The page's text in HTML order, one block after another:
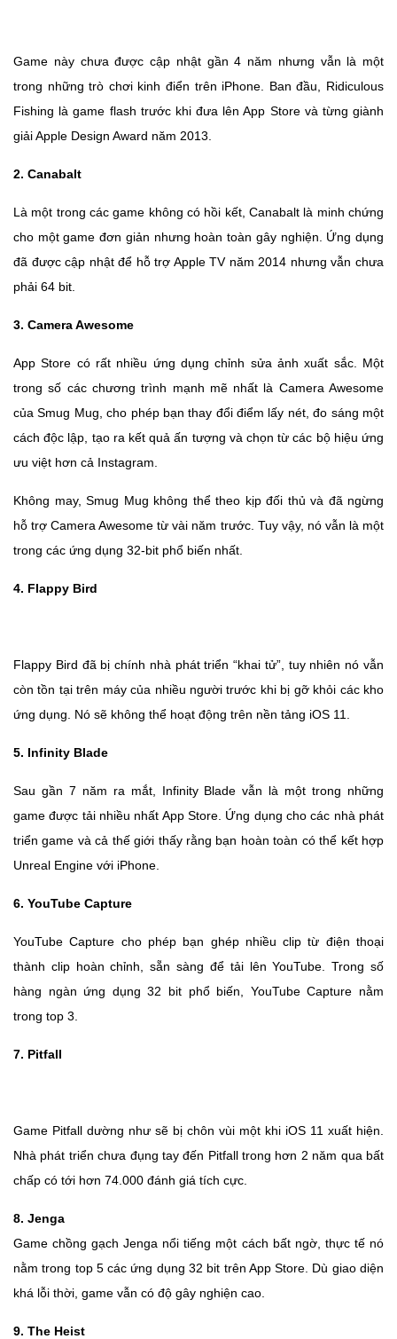
Game này chưa được cập nhật gần 4 năm nhưng vẫn là một
trong những trò chơi kinh điển trên iPhone. Ban đầu, Ridiculous
Fishing là game flash trước khi đưa lên App Store và từng giành
giải Apple Design Award năm 2013.
2. Canabalt
Là một trong các game không có hồi kết, Canabalt là minh chứng
cho một game đơn giản nhưng hoàn toàn gây nghiện. Ứng dụng
đã được cập nhật để hỗ trợ Apple TV năm 2014 nhưng vẫn chưa
phải 64 bit.
3. Camera Awesome
App Store có rất nhiều ứng dụng chỉnh sửa ảnh xuất sắc. Một
trong số các chương trình mạnh mẽ nhất là Camera Awesome
của Smug Mug, cho phép bạn thay đổi điểm lấy nét, đo sáng một
cách độc lập, tạo ra kết quả ấn tượng và chọn từ các bộ hiệu ứng
ưu việt hơn cả Instagram.
Không may, Smug Mug không thể theo kịp đối thủ và đã ngừng
hỗ trợ Camera Awesome từ vài năm trước. Tuy vậy, nó vẫn là một
trong các ứng dụng 32-bit phổ biến nhất.
4. Flappy Bird
Flappy Bird đã bị chính nhà phát triển “khai tử”, tuy nhiên nó vẫn
còn tồn tại trên máy của nhiều người trước khi bị gỡ khỏi các kho
ứng dụng. Nó sẽ không thể hoạt động trên nền tảng iOS 11.
5. Infinity Blade
Sau gần 7 năm ra mắt, Infinity Blade vẫn là một trong những
game được tải nhiều nhất App Store. Ứng dụng cho các nhà phát
triển game và cả thế giới thấy rằng bạn hoàn toàn có thể kết hợp
Unreal Engine với iPhone.
6. YouTube Capture
YouTube Capture cho phép bạn ghép nhiều clip từ điện thoại
thành clip hoàn chỉnh, sẵn sàng để tải lên YouTube. Trong số
hàng ngàn ứng dụng 32 bit phổ biến, YouTube Capture nằm
trong top 3.
7. Pitfall
Game Pitfall dường như sẽ bị chôn vùi một khi iOS 11 xuất hiện.
Nhà phát triển chưa đụng tay đến Pitfall trong hơn 2 năm qua bất
chấp có tới hơn 74.000 đánh giá tích cực.
8. Jenga
Game chồng gạch Jenga nổi tiếng một cách bất ngờ, thực tế nó
nằm trong top 5 các ứng dụng 32 bit trên App Store. Dù giao diện
khá lỗi thời, game vẫn có độ gây nghiện cao.
9. The Heist